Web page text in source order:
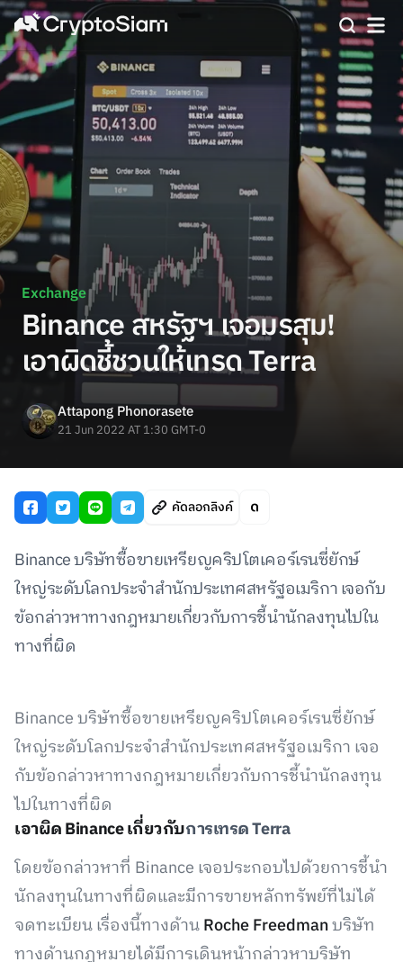
Exchange
Binance สหรัฐฯ เจอมรสุม!
เอาผิดชี้ชวนให้เทรด Terra
Attapong Phonorasete
21 Jun 2022 AT 1:30 GMT-0
คัดลอกลิงค์
Binance บริษัทซื้อขายเหรียญคริปโตเคอร์เรนซี่ยักษ์
ใหญ่ระดับโลกประจำสำนักประเทศสหรัฐอเมริกา เจอกับ
ข้อกล่าวหาทางกฎหมายเกี่ยวกับการชี้นำนักลงทุนไปใน
ทางที่ผิด
Binance บริษัทซื้อขายเหรียญคริปโตเคอร์เรนซี่ยักษ์
ใหญ่ระดับโลกประจำสำนักประเทศสหรัฐอเมริกา เจอ
กับข้อกล่าวหาทางกฎหมายเกี่ยวกับการชี้นำนักลงทุน
ไปในทางที่ผิด
เอาผิด Binance เกี่ยวกับการเทรด Terra
โดยข้อกล่าวหาที่ Binance เจอประกอบไปด้วยการชี้นำ
นักลงทุนในทางที่ผิดและมีการขายหลักทรัพย์ที่ไม่ได้
จดทะเบียน เรื่องนี้ทางด้านRoche Freedmanบริษัท
ทางด้านกฎหมายได้มีการเดินหน้ากล่าวหาบริษัท